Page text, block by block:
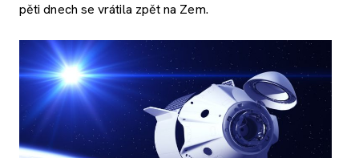
pěti dnech se vrátila zpět na Zem.